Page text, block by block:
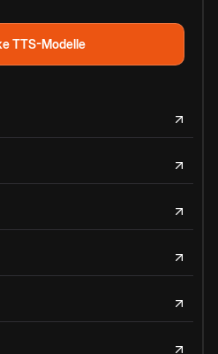
TTS-Modelle